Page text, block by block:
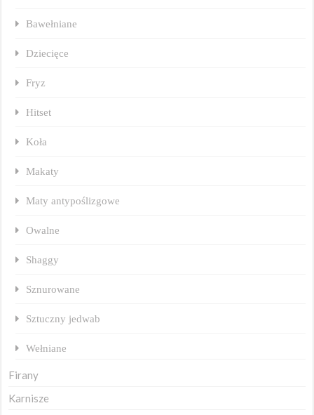
Bawełniane
Dziecięce
Fryz
Hitset
Koła
Makaty
Maty antypoślizgowe
Owalne
Shaggy
Sznurowane
Sztuczny jedwab
Wełniane
Firany
Karnisze